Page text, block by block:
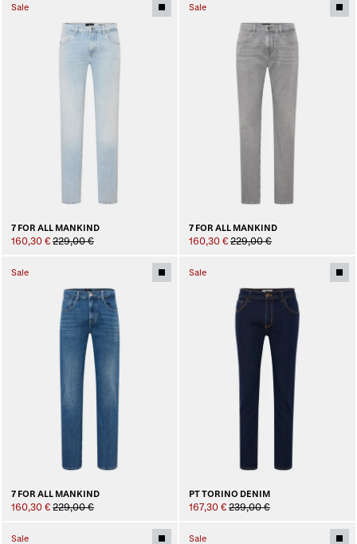
Sale
7 FOR ALL MANKIND
160,30 € 229,00 €
Sale
7 FOR ALL MANKIND
160,30 € 229,00 €
Sale
7 FOR ALL MANKIND
160,30 € 229,00 €
Sale
PT TORINO DENIM
167,30 € 239,00 €
Sale Sale